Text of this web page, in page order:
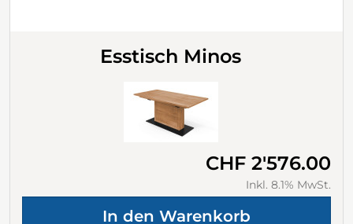
Esstisch Minos
CHF 2'576.00
Inkl. 8.1% MwSt.